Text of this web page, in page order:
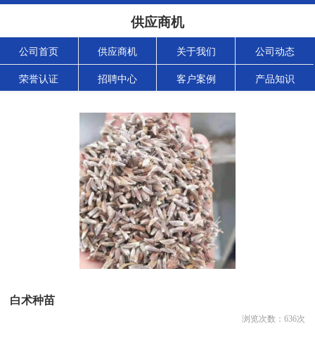
供应商机
公司首页 供应商机 关于我们 公司动态
荣誉认证 招聘中心 客户案例 产品知识
白术种苗
浏览次数： 636次